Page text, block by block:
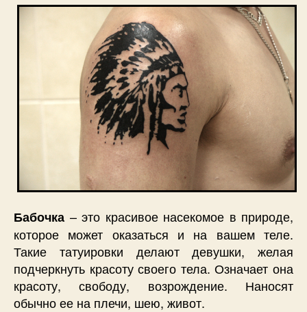
Бабочка – это красивое насекомое в природе,
которое может оказаться и на вашем теле.
Такие татуировки делают девушки, желая
подчеркнуть красоту своего тела. Означает она
красоту, свободу, возрождение. Наносят
обычно ее на плечи, шею, живот.